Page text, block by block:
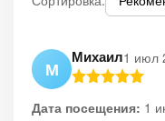
М
Михаил1 июл
Дата посещения: 1